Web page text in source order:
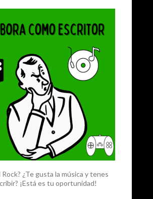
¿Te gusta la música y tenes
¡Está es tu oportunidad!